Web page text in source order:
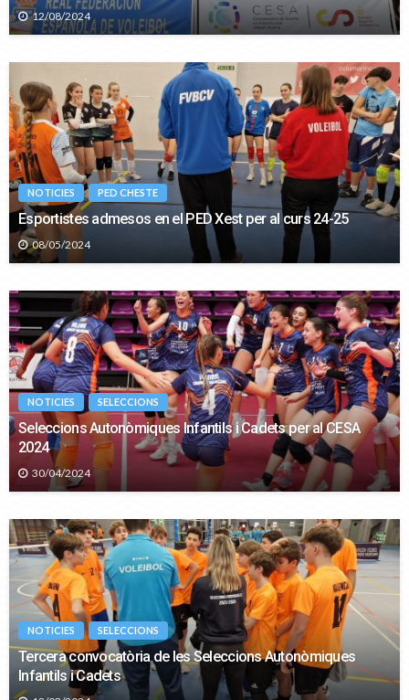
12/08/2024
NOTICIES PED CHESTE
Esportistes admesos en el PED Xest per al curs 24-25
08/05/2024
NOTICIES SELECCIONS
Seleccions Autonòmiques Infantils i Cadets per al CESA
2024
30/04/2024
NOTICIES SELECCIONS
Tercera convocatòria de les Seleccions Autonòmiques
Infantils i Cadets